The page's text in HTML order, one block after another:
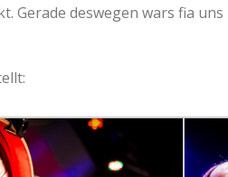
Gerade deswegen wars fia